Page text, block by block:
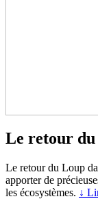
Le retour du
Le retour du Loup
apporter de
les écosystèmes. ↓